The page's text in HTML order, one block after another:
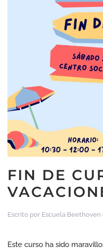
FIN DE
Escrito por Escuela Beethoven
Este curso ha sido